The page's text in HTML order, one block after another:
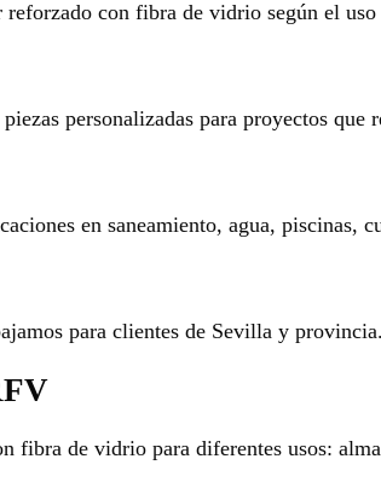
con fibra de vidrio según el uso
personalizadas para proyectos que
en saneamiento, agua, piscinas,
para clientes de Sevilla y provincia.
fibra de vidrio para diferentes usos: